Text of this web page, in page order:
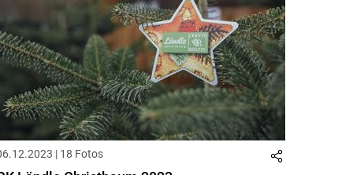
| 18 Fotos